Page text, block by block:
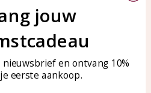
KAYA Sieraden
Bellen of WhatsApp Ma-Vr
tussen 09:00-17:00
Tel: 0850003187
WhatsApp: 0850003187
jouw
en ontvang 10%
eerste aankoop.